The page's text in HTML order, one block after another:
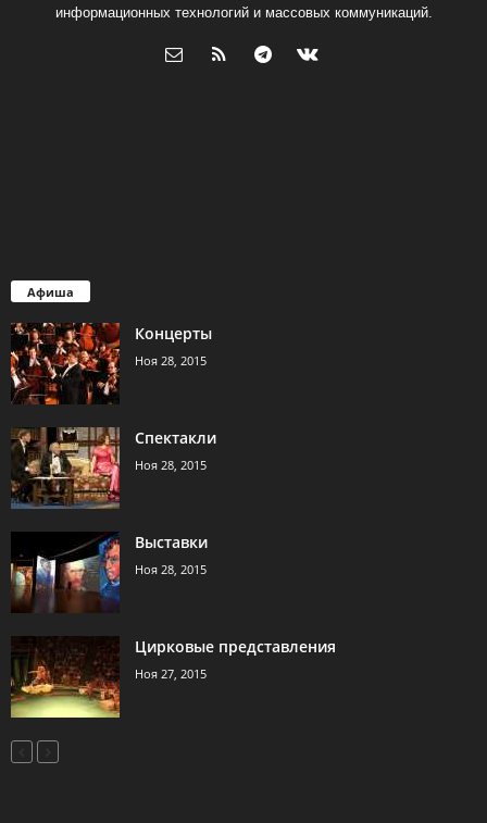
информационных технологий и массовых коммуникаций.
Афиша
Концерты
Ноя 28, 2015
Спектакли
Ноя 28, 2015
Выставки
Ноя 28, 2015
Цирковые представления
Ноя 27, 2015